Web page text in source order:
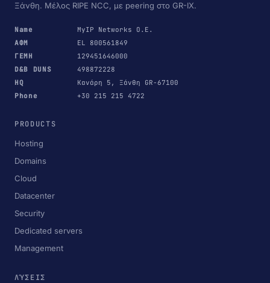
Ξάνθη. Μέλος RIPE NCC, με peering στο GR-IX.
Name
MyIP Networks Ο.Ε.
ΑΦΜ
EL 800561849
ΓΕΜΗ
129451646000
D&B DUNS
498872228
HQ
Κανάρη 5, Ξάνθη GR-67100
Phone
+30 215 215 4722
PRODUCTS
Hosting
Domains
Cloud
Datacenter
Security
Dedicated servers
Management
ΛΎΣΕΙΣ